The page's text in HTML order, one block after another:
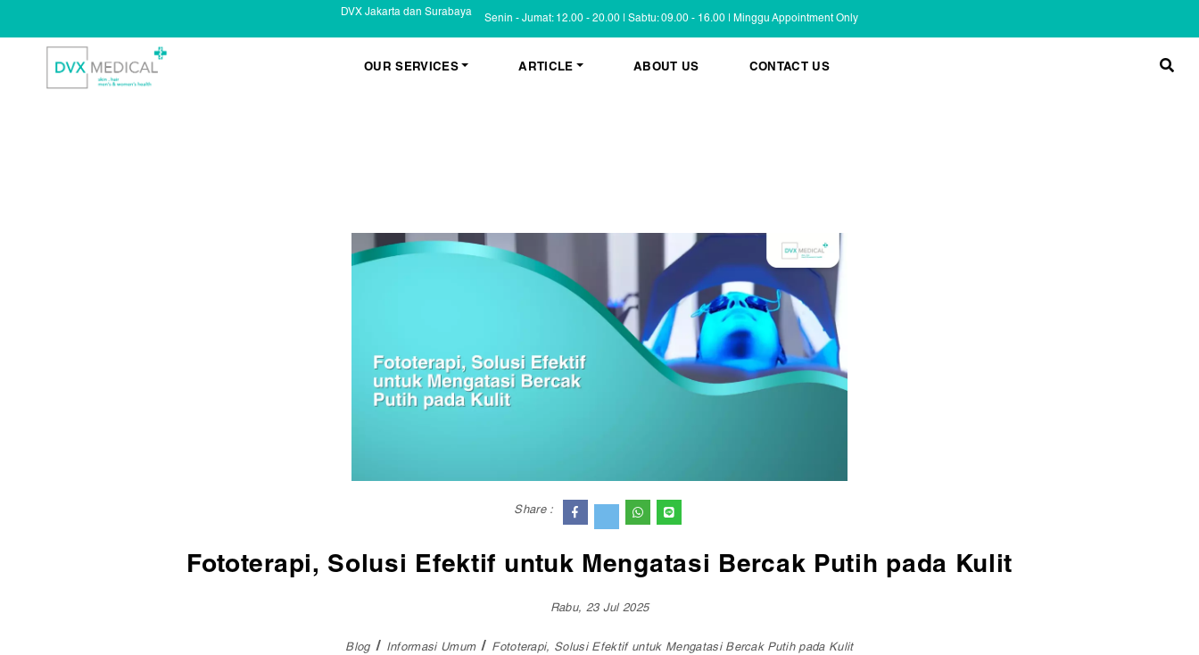
DVX Jakarta dan Surabaya
Senin - Jumat: 12.00 - 20.00 | Sabtu: 09.00 - 16.00 | Minggu Appointment Only
OUR SERVICES
Eczema
Masalah Kulit Lain
Infeksi
Keluhan Kulit
Non Infeksi
ARTICLE
Informasi Umum
Cerita Pasien
ABOUT US CONTACT US
Share :
Fototerapi, Solusi Efektif untuk Mengatasi Bercak Putih pada Kulit
Rabu, 23 Jul 2025
Blog Informasi Umum Fototerapi, Solusi Efektif untuk Mengatasi Bercak Putih pada Kulit